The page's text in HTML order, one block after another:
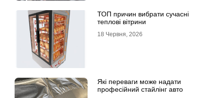
ТОП причин вибрати сучасні
теплові вітрини
18 Червня, 2026
Які переваги може надати
професійний стайлінг авто